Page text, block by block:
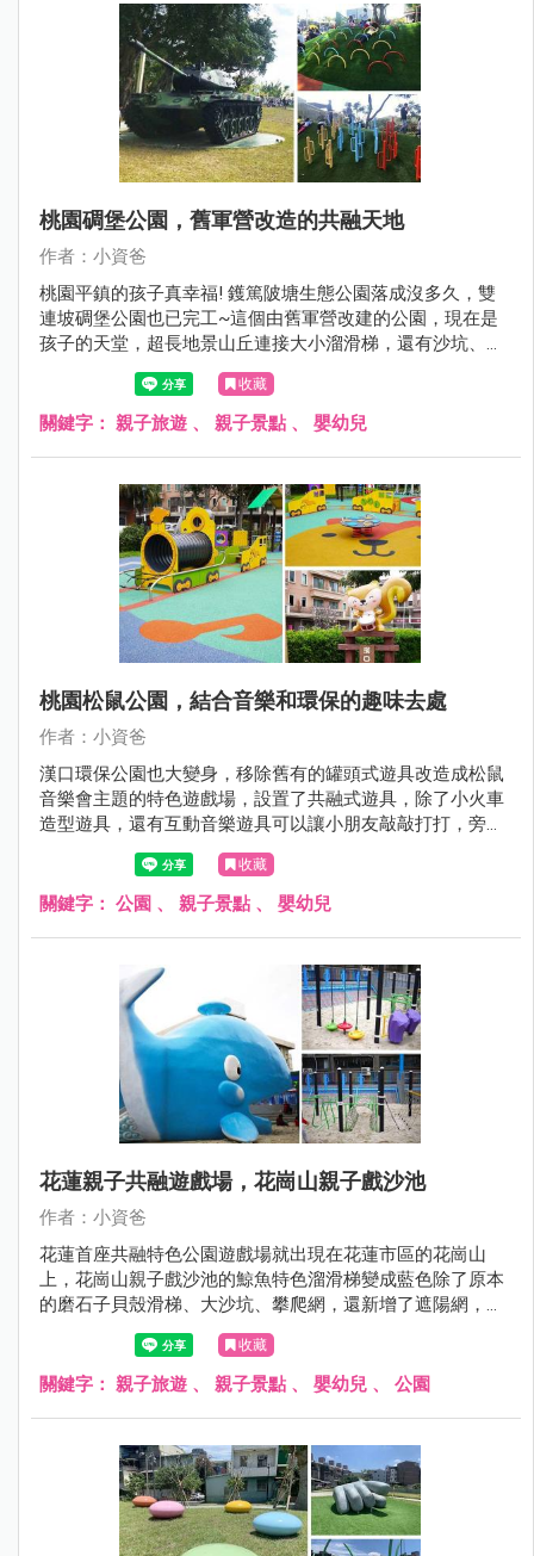
桃園碉堡公園，舊軍營改造的共融天地
作者：小資爸
桃園平鎮的孩子真幸福! 鑊篤陂塘生態公園落成沒多久，雙
連坡碉堡公園也已完工~這個由舊軍營改建的公園，現在是
孩子的天堂，超長地景山丘連接大小溜滑梯，還有沙坑、旋
轉椅、鞦韆跟沙坑等好玩的設施，現在就來看看雙連坡碉堡
公園有哪邊不一樣！
收藏
關鍵字： 親子旅遊 、 親子景點 、 嬰幼兒
桃園松鼠公園，結合音樂和環保的趣味去處
作者：小資爸
漢口環保公園也大變身，移除舊有的罐頭式遊具改造成松鼠
音樂會主題的特色遊戲場，設置了共融式遊具，除了小火車
造型遊具，還有互動音樂遊具可以讓小朋友敲敲打打，旁邊
也有小朋友最喜歡的單人旋轉杯跟多人搖擺盤，地面也改成
可愛松鼠的圖案讓小小孩玩得更開心了呢！現在就跟著小資
爸一起來看看漢口環保公園改裝後有什麼不一樣的地方！
收藏
關鍵字： 公園 、 親子景點 、 嬰幼兒
花蓮親子共融遊戲場，花崗山親子戲沙池
作者：小資爸
花蓮首座共融特色公園遊戲場就出現在花蓮市區的花崗山
上，花崗山親子戲沙池的鯨魚特色溜滑梯變成藍色除了原本
的磨石子貝殼滑梯、大沙坑、攀爬網，還新增了遮陽網，這
樣就不用擔心太陽曬了~蘇花改通了以後，車程縮短來花蓮
就快很多了喔！
收藏
關鍵字： 親子旅遊 、 親子景點 、 嬰幼兒 、 公園